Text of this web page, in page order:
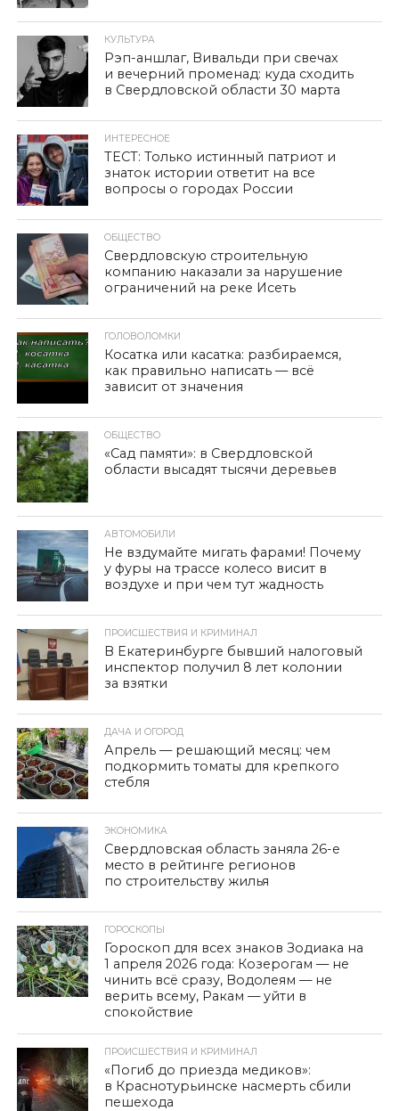
КУЛЬТУРА
Рэп-аншлаг, Вивальди при свечах
и вечерний променад: куда сходить
в Свердловской области 30 марта
ИНТЕРЕСНОЕ
ТЕСТ: Только истинный патриот и
знаток истории ответит на все
вопросы о городах России
ОБЩЕСТВО
Свердловскую строительную
компанию наказали за нарушение
ограничений на реке Исеть
ГОЛОВОЛОМКИ
Косатка или касатка: разбираемся,
как правильно написать — всё
зависит от значения
ОБЩЕСТВО
«Сад памяти»: в Свердловской
области высадят тысячи деревьев
АВТОМОБИЛИ
Не вздумайте мигать фарами! Почему
у фуры на трассе колесо висит в
воздухе и при чем тут жадность
ПРОИСШЕСТВИЯ И КРИМИНАЛ
В Екатеринбурге бывший налоговый
инспектор получил 8 лет колонии
за взятки
ДАЧА И ОГОРОД
Апрель — решающий месяц: чем
подкормить томаты для крепкого
стебля
ЭКОНОМИКА
Свердловская область заняла 26-е
место в рейтинге регионов
по строительству жилья
ГОРОСКОПЫ
Гороскоп для всех знаков Зодиака на
1 апреля 2026 года: Козерогам — не
чинить всё сразу, Водолеям — не
верить всему, Ракам — уйти в
спокойствие
ПРОИСШЕСТВИЯ И КРИМИНАЛ
«Погиб до приезда медиков»:
в Краснотурьинске насмерть сбили
пешехода